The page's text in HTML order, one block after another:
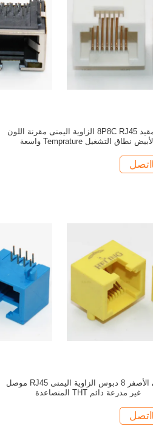
غير مقيد 8P8C RJ45 الزاوية اليمنى مقرنة اللون
الأبيض نطاق التشغيل Temprature واسعة
اتصل
اللون الأصفر 8 دبوس الزاوية اليمنى RJ45 موصل
غير مدرعة دائم THT المتصاعدة
اتصل